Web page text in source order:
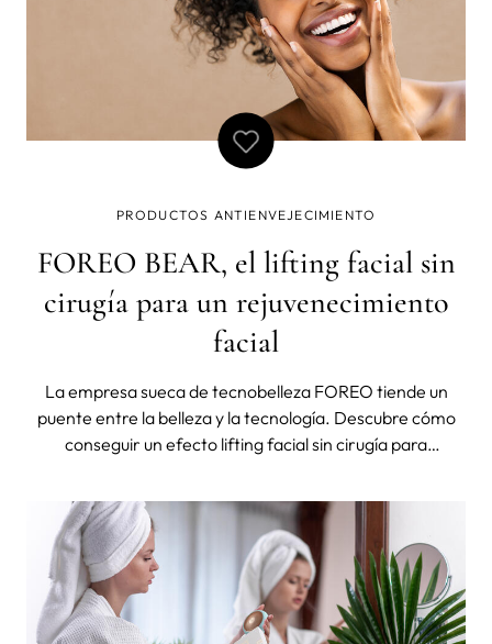
PRODUCTOS ANTIENVEJECIMIENTO
FOREO BEAR, el lifting facial sin
cirugía para un rejuvenecimiento
facial
La empresa sueca de tecnobelleza FOREO tiende un
puente entre la belleza y la tecnología. Descubre cómo
conseguir un efecto lifting facial sin cirugía para
trabajo desde casa en algo casi normal, y hemos visto un
rápido aumento de la cirug